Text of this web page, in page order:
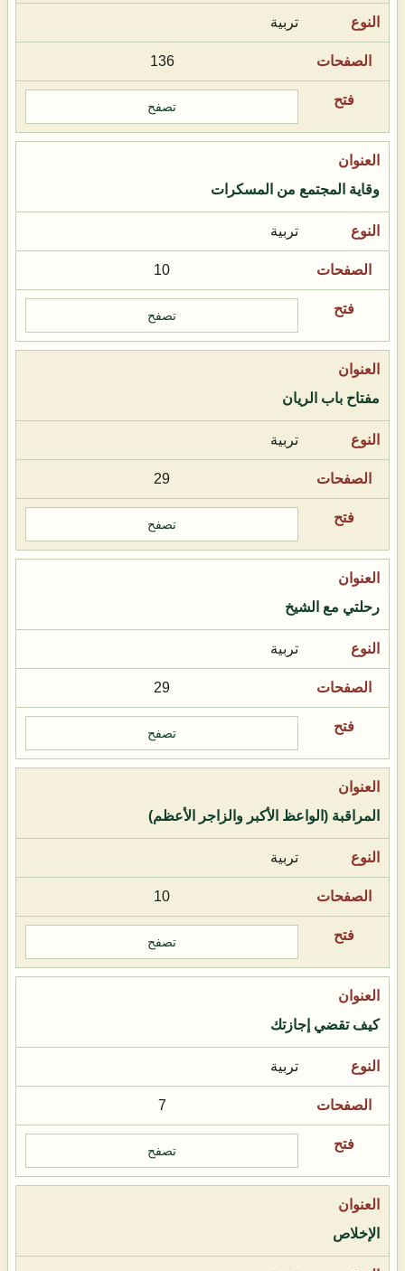
تربية
136
تصفح
وقاية المجتمع من المسكرات
تربية
10
تصفح
مفتاح باب الريان
تربية
29
تصفح
رحلتي مع الشيخ
تربية
29
تصفح
المراقبة (الواعظ الأكبر والزاجر الأعظم)
تربية
10
تصفح
كيف تقضي إجازتك
تربية
7
تصفح
الإخلاص